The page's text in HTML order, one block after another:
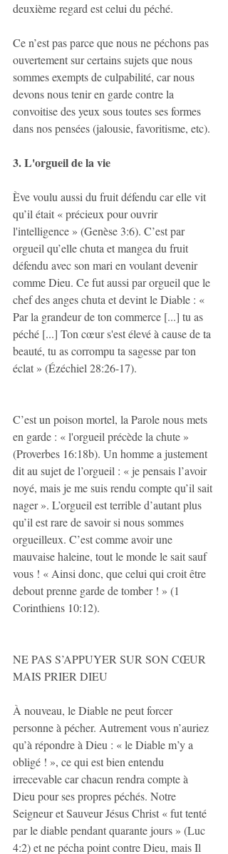
deuxième regard est celui du péché.
Ce n’est pas parce que nous ne péchons pas
ouvertement sur certains sujets que nous
sommes exempts de culpabilité, car nous
devons nous tenir en garde contre la
convoitise des yeux sous toutes ses formes
dans nos pensées (jalousie, favoritisme, etc).
3. L'orgueil de la vie
Ève voulu aussi du fruit défendu car elle vit
qu’il était « précieux pour ouvrir
l'intelligence » (Genèse 3:6). C’est par
orgueil qu’elle chuta et mangea du fruit
défendu avec son mari en voulant devenir
comme Dieu. Ce fut aussi par orgueil que le
chef des anges chuta et devint le Diable : «
Par la grandeur de ton commerce [...] tu as
péché [...] Ton cœur s'est élevé à cause de ta
beauté, tu as corrompu ta sagesse par ton
éclat » (Ézéchiel 28:26-17).
C’est un poison mortel, la Parole nous mets
en garde : « l'orgueil précède la chute »
(Proverbes 16:18b). Un homme a justement
dit au sujet de l’orgueil : « je pensais l’avoir
noyé, mais je me suis rendu compte qu’il sait
nager ». L’orgueil est terrible d’autant plus
qu’il est rare de savoir si nous sommes
orgueilleux. C’est comme avoir une
mauvaise haleine, tout le monde le sait sauf
vous ! « Ainsi donc, que celui qui croit être
debout prenne garde de tomber ! » (1
Corinthiens 10:12).
NE PAS S’APPUYER SUR SON CŒUR
MAIS PRIER DIEU
À nouveau, le Diable ne peut forcer
personne à pécher. Autrement vous n’auriez
qu’à répondre à Dieu : « le Diable m’y a
obligé ! », ce qui est bien entendu
irrecevable car chacun rendra compte à
Dieu pour ses propres péchés. Notre
Seigneur et Sauveur Jésus Christ « fut tenté
par le diable pendant quarante jours » (Luc
4:2) et ne pécha point contre Dieu, mais Il